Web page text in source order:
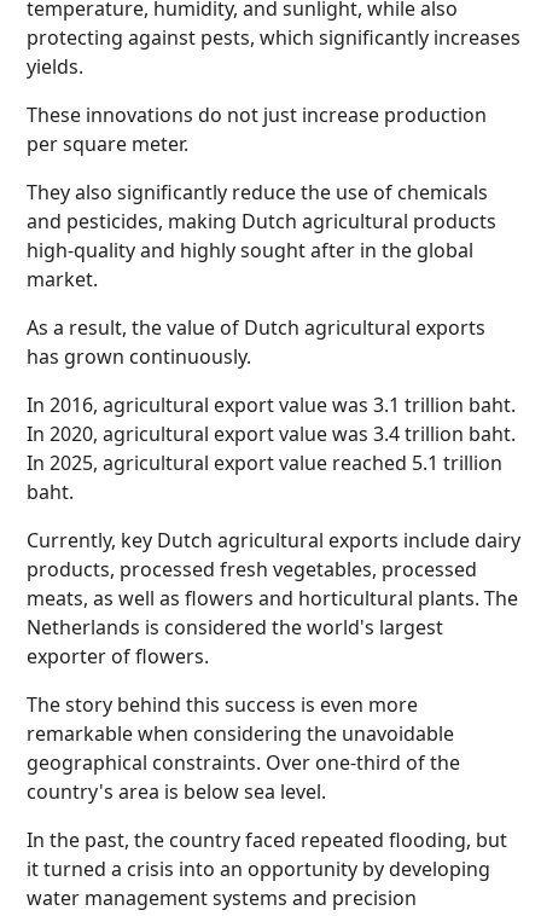
temperature, humidity, and sunlight, while also
protecting against pests, which significantly increases
yields.
These innovations do not just increase production
per square meter.
They also significantly reduce the use of chemicals
and pesticides, making Dutch agricultural products
high-quality and highly sought after in the global
market.
As a result, the value of Dutch agricultural exports
has grown continuously.
In 2016, agricultural export value was 3.1 trillion baht.
In 2020, agricultural export value was 3.4 trillion baht.
In 2025, agricultural export value reached 5.1 trillion
baht.
Currently, key Dutch agricultural exports include dairy
products, processed fresh vegetables, processed
meats, as well as flowers and horticultural plants. The
Netherlands is considered the world's largest
exporter of flowers.
The story behind this success is even more
remarkable when considering the unavoidable
geographical constraints. Over one-third of the
country's area is below sea level.
In the past, the country faced repeated flooding, but
it turned a crisis into an opportunity by developing
water management systems and precision